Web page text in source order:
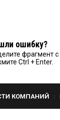
ошибку?
фрагмент с
Ctrl + Enter.
КОМПАНИЙ